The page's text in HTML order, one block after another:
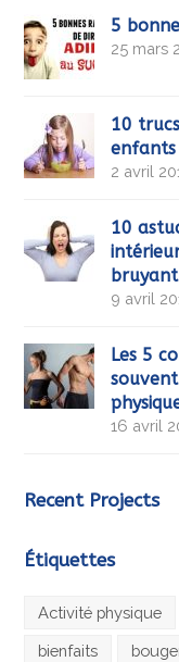
5
25 mars
10
2 avril
10
bruyant
9 avril
Les 5
16 avril
Recent Projects
Étiquettes
Activité physique
bienfaits